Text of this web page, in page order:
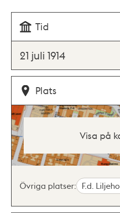
Tid
21 juli 1914
Plats
Visa på
Övriga platser: F.d.